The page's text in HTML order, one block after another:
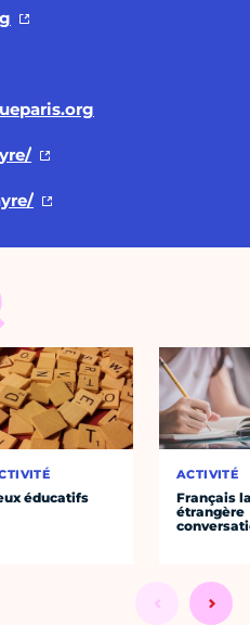
éducatifs
ACTIVITÉ
Français
étrangère